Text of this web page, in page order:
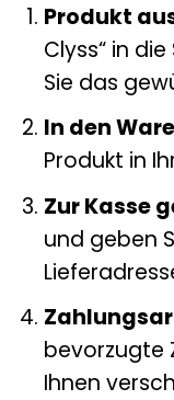
Produkt
Clyss“ in
Sie das
In den
Produkt in
Zur Kasse
und geben
bevorzugte
Ihnen